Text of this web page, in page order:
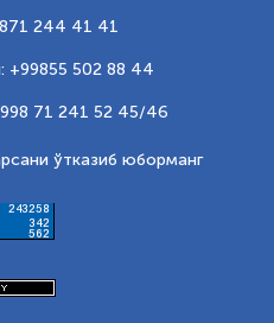
244 41 41
+99855 502 88 44
71 241 52 45/46
ўтказиб юборманг